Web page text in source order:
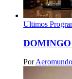
Ultimos
Por Aeromundo